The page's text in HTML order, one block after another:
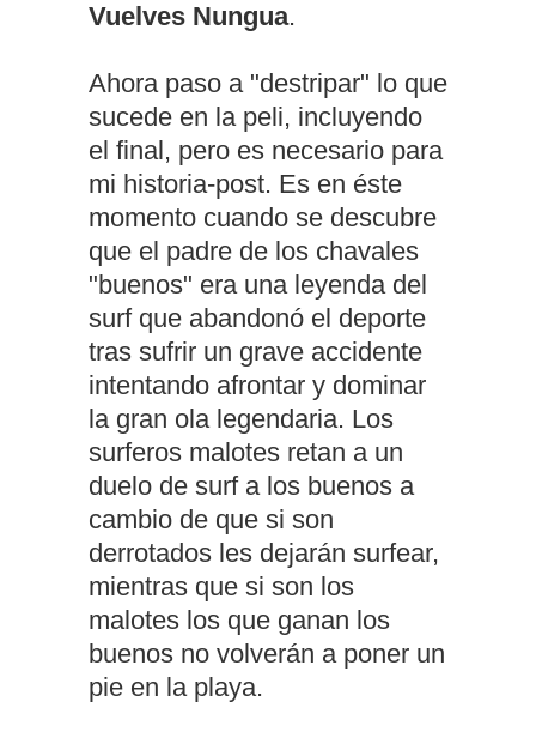
Vuelves Nungua.
Ahora paso a "destripar" lo que
sucede en la peli, incluyendo
el final, pero es necesario para
mi historia-post. Es en éste
momento cuando se descubre
que el padre de los chavales
"buenos" era una leyenda del
surf que abandonó el deporte
tras sufrir un grave accidente
intentando afrontar y dominar
la gran ola legendaria. Los
surferos malotes retan a un
duelo de surf a los buenos a
cambio de que si son
derrotados les dejarán surfear,
mientras que si son los
malotes los que ganan los
buenos no volverán a poner un
pie en la playa.